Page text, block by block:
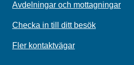
Avdelningar och mottagningar
Checka in till ditt besök
Fler kontaktvägar